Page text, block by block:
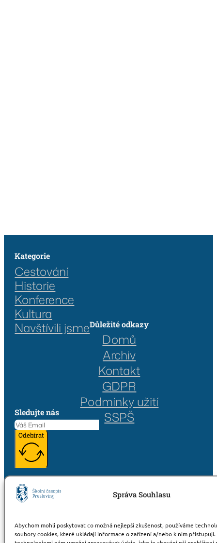
Správa Souhlasu
Abychom mohli poskytovat co možná nejlepší zkušenost, používáme
soubory cookies, které ukládají informace o zařízení a/nebo k nim přistupují.
Kategorie
Cestování
Historie
Konference
Kultura
Navštívili jsmeDůležité odkazy
Domů
Archiv
Kontakt
GDPR
Podmínky užití
SSPŠ
Sledujte nás
Odebírat